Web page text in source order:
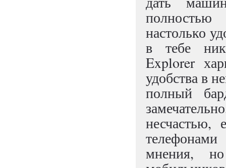
настолько
в тебе
Explorer
удобства в
полный
несчастью,
мнения,